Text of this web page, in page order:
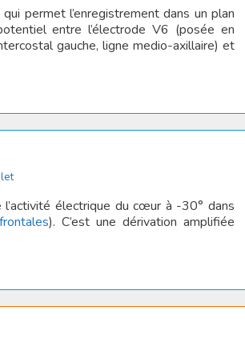
permet l’enregistrement dans un plan
entre l’électrode V6 (posée en
gauche, ligne medio-axillaire) et
l’activité électrique du cœur à -30° dans
). C’est une dérivation amplifiée